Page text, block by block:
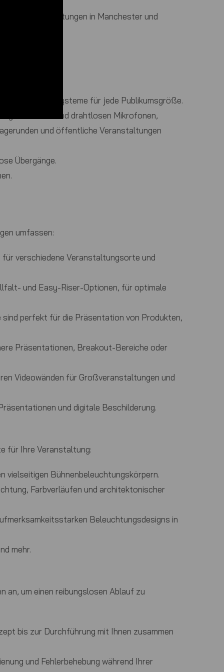
von Veranstaltungen in Manchester und
PA-Systeme für jede Publikumsgröße.
und drahtlosen Mikrofonen,
und öffentliche Veranstaltungen
Übergänge.
umfassen:
verschiedene Veranstaltungsorte und
und Easy-Riser-Optionen, für optimale
sind perfekt für die Präsentation von Produkten,
Präsentationen, Breakout-Bereiche oder
Videowänden für Großveranstaltungen und
und digitale Beschilderung.
für Ihre Veranstaltung:
vielseitigen Bühnenbeleuchtungskörpern.
Farbverläufen und architektonischer
Beleuchtungsdesigns in
mehr.
an, um einen reibungslosen Ablauf zu
bis zur Durchführung mit Ihnen zusammen
und Fehlerbehebung während Ihrer